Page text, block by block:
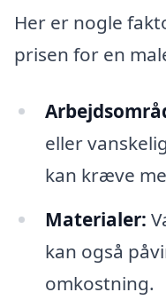
Her er nogle
prisen for en
eller
kan kræve
Materialer:
kan også
omkostning.